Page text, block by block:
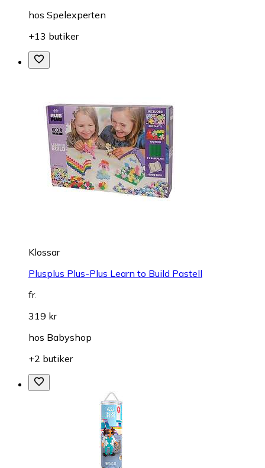
hos Spelexperten
+13 butiker
Klossar
Plusplus Plus-Plus Learn to Build Pastell
fr.
319 kr
hos Babyshop
+2 butiker